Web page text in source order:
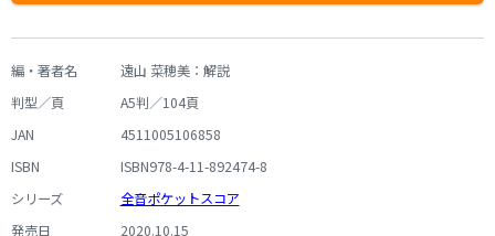
編・著者名
遠山 菜穂美：解説
判型／頁
A5判／104頁
JAN
4511005106858
ISBN
ISBN978-4-11-892474-8
シリーズ
全音ポケットスコア
発売日
2020.10.15